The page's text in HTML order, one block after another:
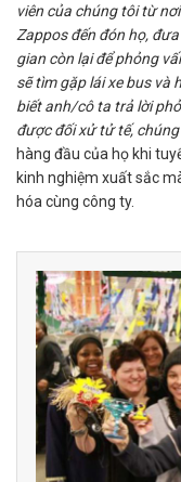
viên của chúng tôi từ
Zappos đến đón họ,
gian còn lại để phỏng
sẽ tìm gặp lái xe bus và
biết anh/cô ta trả lời
được đối xử tử tế,
hàng đầu của họ khi
kinh nghiệm xuất sắc
hóa cùng công ty.